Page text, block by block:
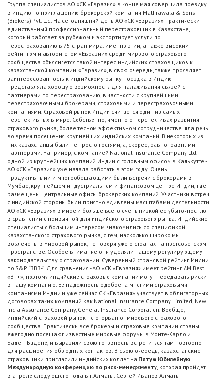
Группа специалистов АО «СК «Евразия» в конце мая совершила поездку
в Индию по приглашению брокерской компании Mathrawala & Sons
(Brokers) Pvt. Ltd. На сегодняшний день АО «СК «Евразия» практически
единственный профессиональный перестраховщик в Казахстане,
который работает за рубежом и экспортирует услуги по
перестрахованию в 75 стран мира. Именно этим, а также высоким
рейтингом и авторитетом «Евразии» среди мирового страхового
сообщества объясняется такой интерес индийских страховщиков к
казахстанской компании. «Евразия», в свою очередь, также проявляет
заинтересованность к индийскому рынку Поездка в Индию
представляла хорошую возможность для налаживания связей с
партнерами по перестрахованию, в частности с крупнейшими
перестраховочными брокерами, страховыми и перестраховочными
компаниями. Страховой рынок Индии считается один из самых
перспективных в мире. Собственно, именно о перспективах развития
страхового рынка, более тесном эффективном сотрудничестве шла речь
во время посещения крупнейших индийских компаний. В некоторых из
них казахстанцы были не просто гостями, а, скорее, равноправными
партнерами. Например, с компанией National Insurance Company Ltd. –
одной из крупнейших компаний Индии с головным офисом в Калькутте -
АО «СК «Евразия» уже начала работать в этом году. Очень
продуктивными и многообещающими были встречи с брокерами в
Мумбае, крупнейшем индустриальном и финансовом центре Индии, где
размещены центральные офисы брокерских компаний. Участники встреч
с индийской стороны были приятно удивлены масштабами деятельности
АО «СК «Евразия» в мире и больше всего очень низкой её убыточностью
в сравнении с привычной для индийского страхового рынка. Индийские
специалисты с большим интересом знакомились со спецификой
казахстанского страхового рынка, с тем, насколько широко мы
вовлечены в мировой рынок, не говоря уже о странах на постсоветском
пространстве. Особое внимание они уделяли нашему регулирующему
законодательству о страховании. Суверенный страновой рейтинг Индии
по S&P “ВВВ-”. Для сравнения - АО «СК «Евразия» имеет рейтинг АМ Best
«B++», поэтому индийские страховые компании могут передавать риски
в нашу компанию. Её надежность одобрена многими страховыми
компаниями Индии и уже сейчас СК «Евразия» участвует в облигаторных
договорах таких компаний как National Insurance Company Limited, New
India Assurance Company, General Insurance Corporation. Вообще,
индийский страховой рынок не оторван от мирового страхового
сообщества. Практически все брокеры и страховые компании страны
ежегодно посещают известные мировые форумы в Монте-Карло и
Баден-Бадене, и выразили свою готовность встретиться там повторно
для расширения обоюдных контактов. В свою очередь, казахстанские
страховщики пригласили индийских коллег на Пятую Юбилейную
Международную конференцию по риск-менеджменту, которая пройдет
в апреле следующего года в г.Алматы. Сергей Иванов Алматы